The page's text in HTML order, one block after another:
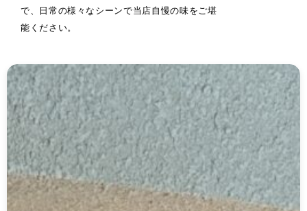
で、日常の様々なシーンで当店自慢の味をご堪
能ください。